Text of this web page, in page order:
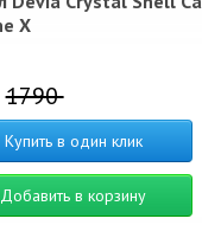
X
1790
Купить в один клик
Добавить в корзину